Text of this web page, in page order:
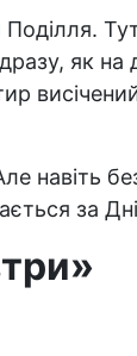
як
навіть
за